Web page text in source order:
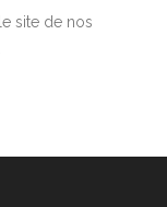
site de nos